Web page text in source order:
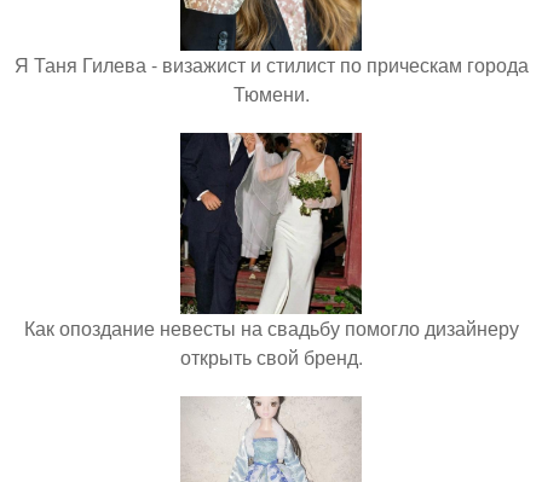
Я Таня Гилева - визажист и стилист по прическам города
Тюмени.
Как опоздание невесты на свадьбу помогло дизайнеру
открыть свой бренд.